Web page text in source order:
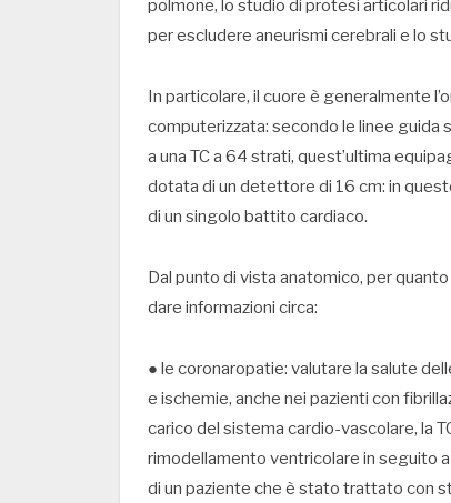
polmone, lo studio di protesi articolari
per escludere aneurismi cerebrali e lo
In particolare, il cuore è generalmente
computerizzata: secondo le linee guida
a una TC a 64 strati, quest’ultima
dotata di un detettore di 16 cm: in
di un singolo battito cardiaco.
Dal punto di vista anatomico, per
dare informazioni circa:
● le coronaropatie: valutare la salute
e ischemie, anche nei pazienti con
carico del sistema cardio-vascolare, la
rimodellamento ventricolare in seguito
di un paziente che è stato trattato con